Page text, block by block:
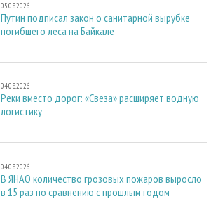
05.08.2026
Путин подписал закон о санитарной вырубке
погибшего леса на Байкале
04.08.2026
Реки вместо дорог: «Свеза» расширяет водную
логистику
04.08.2026
В ЯНАО количество грозовых пожаров выросло
в 15 раз по сравнению с прошлым годом